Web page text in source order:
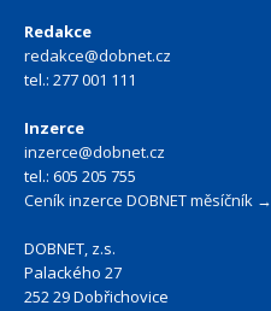
Redakce
redakce@dobnet.cz
tel.: 277 001 111
Inzerce
inzerce@dobnet.cz
tel.: 605 205 755
Ceník inzerce DOBNET měsíčník →
DOBNET, z.s.
Palackého 27
252 29 Dobřichovice